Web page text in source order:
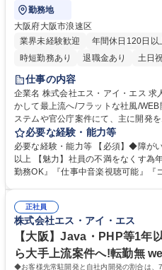
勤務地
大阪府大阪市浪速区
業界未経験歓迎
年間休日120日以
時短勤務あり
退職金あり 土日
仕事の内容
企業名 株式会社エス・アイ・エス 求人名 【大阪/障がい者採用】経験を活
かして最上流へ/フラットな社風/WEB開発 仕事の内容 大手企業の
ステムや官公庁案件にて、主に開発
本オラクル社・パナソニック社のプ
客価値拡大に重要との考えから、様々な改革を実
ック ライフソリューションズクリエ
テム、市役所や公共団体など公共性
造業・公共・流通業向けの販売管理
案件が中心です。 募集職種 【大阪/障がい者採用】経験を活かして最上流
へ/フラットな社風/WEB開発
必要な経験・能力等
必要な経験・能力等 【必須】◆障が
以上 【魅力】社員の不満をなくす為
勤務OK』『仕事中音楽視聴可能』『
また社員同士の勉強会などもあり、
【当社について】自社製品（スキル
たSES事業も好調なことからコロナ
ています。経営計画としても数年後に
歴・資格 学歴：大学院 大学 高専 短
正社員
株式会社エス・アイ・エス
【大阪】Java・PHP等1年
ら大手上流案件へ!転勤無
◆お客様先常駐開発と自社内開発の割合は、